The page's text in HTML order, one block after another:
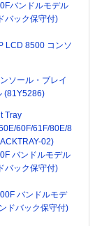
バンドルモデル
バック保守付)
LCD 8500 コンソ
ソール・ブレイ
(81Y5286)
Tray
60F/61F/80E/8
02)
バンドルモデル
バック保守付)
バンドルモデ
ドバック保守付)